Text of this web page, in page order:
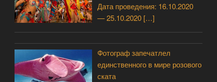
Дата проведения: 16.10.2020
— 25.10.2020 […]
Фотограф запечатлел
единственного в мире розового
ската